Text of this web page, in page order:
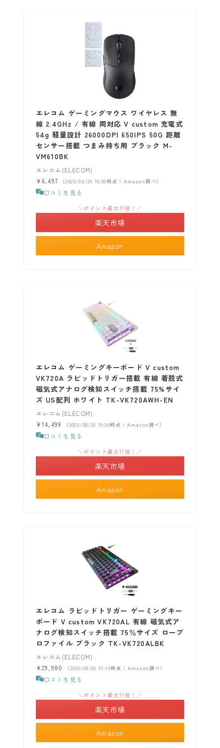
エレコム ゲーミングマウス ワイヤレス 無
線 2.4GHz / 有線 両対応 V custom 充電式
54g 軽量設計 26000DPI 650IPS 50G 距離
センサー搭載 つまみ持ち用 ブラック M-
VM610BK
エレコム(ELECOM)
¥6,497
（2025/08/20 10:30時点 | Amazon調べ）
口コミを見る
Amazon
＼ポイント最大11倍！／
楽天市場
エレコム ゲーミングキーボード V custom
VK720A ラピッドトリガー搭載 有線 着脱式
磁気式アナログ検知スイッチ搭載 75%サイ
ズ US配列 ホワイト TK-VK720AWH-EN
エレコム(ELECOM)
¥14,499
（2025/08/20 10:30時点 | Amazon調べ）
口コミを見る
Amazon
＼ポイント最大11倍！／
楽天市場
エレコム ラピッドトリガー ゲーミングキー
ボード V custom VK720AL 有線 磁気式ア
ナログ検知スイッチ搭載 75％サイズ ロープ
ロファイル ブラック TK-VK720ALBK
エレコム(ELECOM)
¥29,980
（2026/08/06 01:19時点 | Amazon調べ）
口コミを見る
Amazon
＼ポイント最大11倍！／
楽天市場